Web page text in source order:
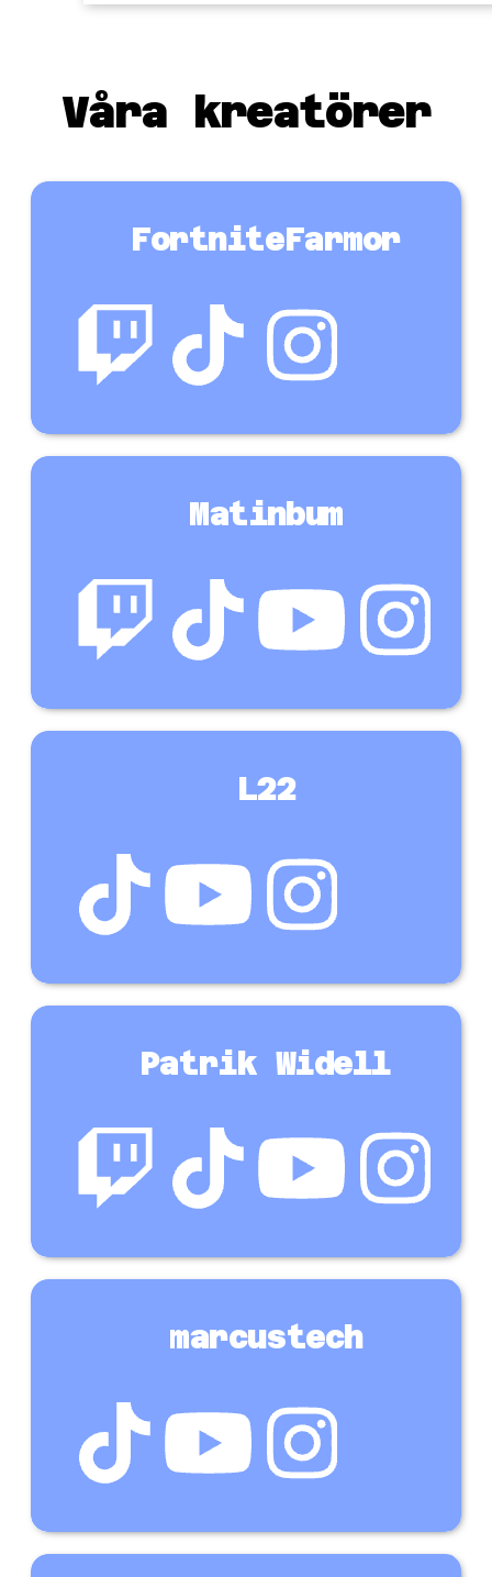
Våra kreatörer
FortniteFarmor
Matinbum
L22
Patrik Widell
marcustech